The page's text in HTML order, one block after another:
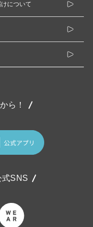
について
ら！
式SNS